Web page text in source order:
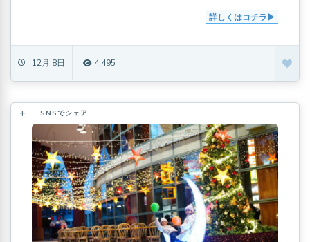
詳しくはコチラ
12月 8日 4,495
SNSでシェア